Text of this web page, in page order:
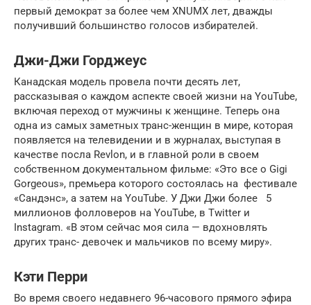
первый демократ за более чем XNUMX лет, дважды
получивший большинство голосов избирателей.
Джи-Джи Горджеус
Канадская модель провела почти десять лет,
рассказывая о каждом аспекте своей жизни на YouTube,
включая переход от мужчины к женщине. Теперь она
одна из самых заметных транс-женщин в мире, которая
появляется на телевидении и в журналах, выступая в
качестве посла Revlon, и в главной роли в своем
собственном документальном фильме: «Это все о Gigi
Gorgeous», премьера которого состоялась на фестивале
«Сандэнс», а затем на YouTube. У Джи Джи более 5
миллионов фолловеров на YouTube, в Twitter и
Instagram. «В этом сейчас моя сила — вдохновлять
других транс- девочек и мальчиков по всему миру».
Кэти Перри
Во время своего недавнего 96-часового прямого эфира